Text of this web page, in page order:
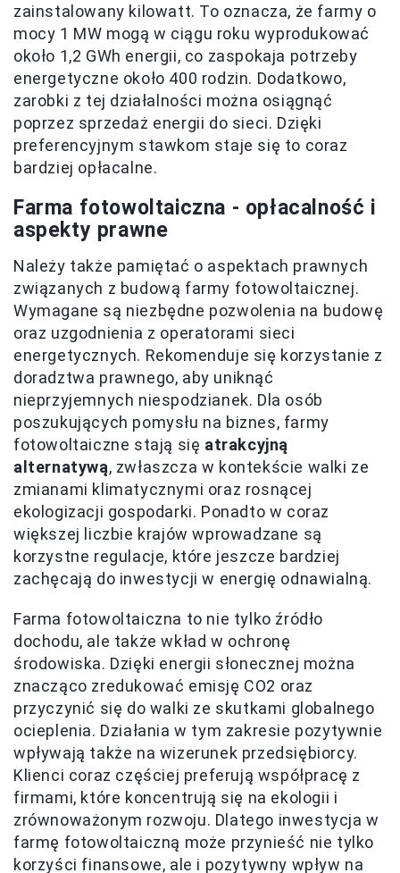
zainstalowany kilowatt. To oznacza, że farmy o
mocy 1 MW mogą w ciągu roku wyprodukować
około 1,2 GWh energii, co zaspokaja potrzeby
energetyczne około 400 rodzin. Dodatkowo,
zarobki z tej działalności można osiągnąć
poprzez sprzedaż energii do sieci. Dzięki
preferencyjnym stawkom staje się to coraz
bardziej opłacalne.
Farma fotowoltaiczna - opłacalność i
aspekty prawne
Należy także pamiętać o aspektach prawnych
związanych z budową farmy fotowoltaicznej.
Wymagane są niezbędne pozwolenia na budowę
oraz uzgodnienia z operatorami sieci
energetycznych. Rekomenduje się korzystanie z
doradztwa prawnego, aby uniknąć
nieprzyjemnych niespodzianek. Dla osób
poszukujących pomysłu na biznes, farmy
fotowoltaiczne stają się atrakcyjną
alternatywą, zwłaszcza w kontekście walki ze
zmianami klimatycznymi oraz rosnącej
ekologizacji gospodarki. Ponadto w coraz
większej liczbie krajów wprowadzane są
korzystne regulacje, które jeszcze bardziej
zachęcają do inwestycji w energię odnawialną.
Farma fotowoltaiczna to nie tylko źródło
dochodu, ale także wkład w ochronę
środowiska. Dzięki energii słonecznej można
znacząco zredukować emisję CO2 oraz
przyczynić się do walki ze skutkami globalnego
ocieplenia. Działania w tym zakresie pozytywnie
wpływają także na wizerunek przedsiębiorcy.
Klienci coraz częściej preferują współpracę z
firmami, które koncentrują się na ekologii i
zrównoważonym rozwoju. Dlatego inwestycja w
farmę fotowoltaiczną może przynieść nie tylko
korzyści finansowe, ale i pozytywny wpływ na